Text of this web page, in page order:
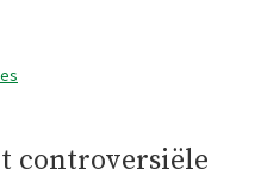
controversiële